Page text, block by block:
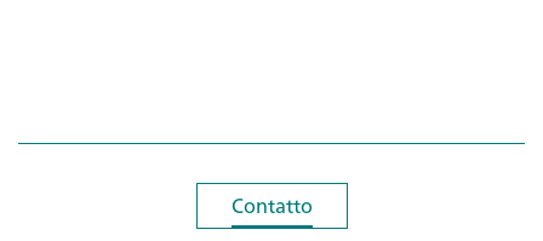
Contatto
Contatto